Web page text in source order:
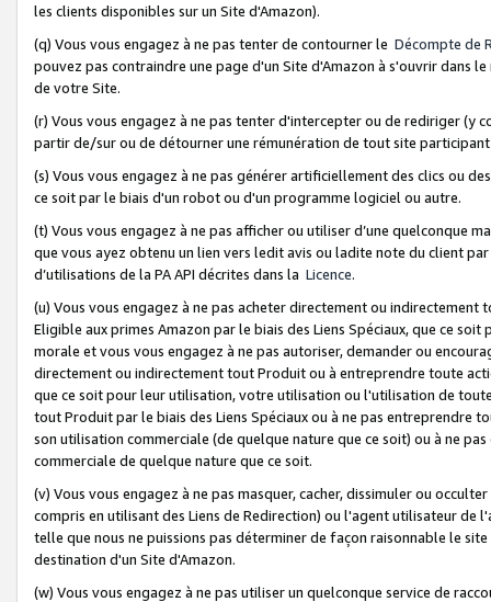
les clients disponibles sur un Site d'Amazon).
(q) Vous vous engagez à ne pas tenter de contourner le Décompte de
pouvez pas contraindre une page d'un Site d'Amazon à s'ouvrir dans
de votre Site.
(r) Vous vous engagez à ne pas tenter d'intercepter ou de rediriger
partir de/sur ou de détourner une rémunération de tout site
(s) Vous vous engagez à ne pas générer artificiellement des clics ou
ce soit par le biais d'un robot ou d'un programme logiciel ou autre.
(t) Vous vous engagez à ne pas afficher ou utiliser d’une quelconque
que vous ayez obtenu un lien vers ledit avis ou ladite note du client
d’utilisations de la PA API décrites dans la Licence.
(u) Vous vous engagez à ne pas acheter directement ou
Eligible aux primes Amazon par le biais des Liens Spéciaux, que ce
morale et vous vous engagez à ne pas autoriser, demander ou
directement ou indirectement tout Produit ou à entreprendre toute
que ce soit pour leur utilisation, votre utilisation ou l'utilisation de
tout Produit par le biais des Liens Spéciaux ou à ne pas entreprendre
son utilisation commerciale (de quelque nature que ce soit) ou à ne
commerciale de quelque nature que ce soit.
(v) Vous vous engagez à ne pas masquer, cacher, dissimuler ou
compris en utilisant des Liens de Redirection) ou l'agent utilisateur
telle que nous ne puissions pas déterminer de façon raisonnable le
destination d'un Site d'Amazon.
(w) Vous vous engagez à ne pas utiliser un quelconque service de